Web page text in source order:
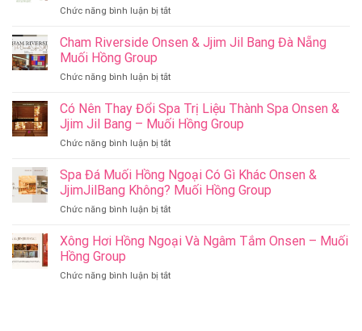
Chức năng bình luận bị tắtở
Những
Ý
Cho
Sức
–
&
Jjim
Bang
Muối
Cham Riverside Onsen & Jjim Jil Bang Đà Nẵng
Muối Hồng Group
Chức năng bình luận bị tắtở
Riverside
Onsen
&
Jjim
Bang
Đà
Muối
Group
Có Nên Thay Đổi Spa Trị Liệu Thành Spa Onsen &
Jjim Jil Bang – Muối Hồng Group
Chức năng bình luận bị tắtở
Nên
Thay
Đổi
Spa
Liệu
Onsen
Spa Đá Muối Hồng Ngoại Có Gì Khác Onsen &
JjimJilBang Không? Muối Hồng Group
Chức năng bình luận bị tắtở
Đá
Muối
Ngoại
Xông Hơi Hồng Ngoại Và Ngâm Tắm Onsen – Muối
Hồng Group
Chức năng bình luận bị tắtở